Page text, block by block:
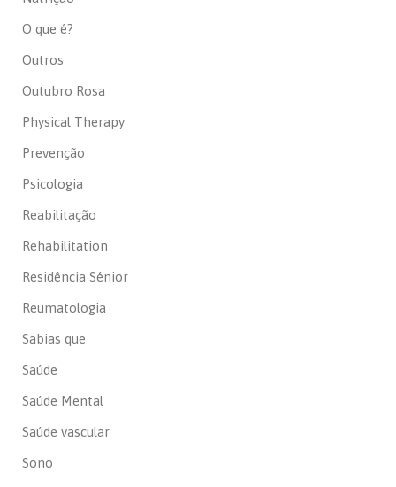
O que é?
Outros
Outubro Rosa
Physical Therapy
Prevenção
Psicologia
Reabilitação
Rehabilitation
Residência Sénior
Reumatologia
Sabias que
Saúde
Saúde Mental
Saúde vascular
Sono